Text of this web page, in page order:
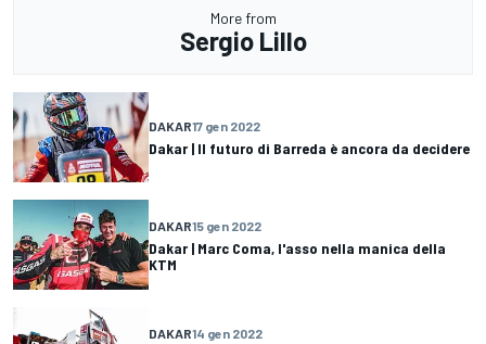
More from
Sergio Lillo
DAKAR17 gen 2022
Dakar | Il futuro di Barreda è ancora da decidere
DAKAR15 gen 2022
Dakar | Marc Coma, l'asso nella manica della
KTM
DAKAR14 gen 2022